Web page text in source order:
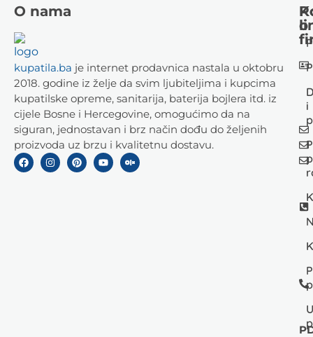
O nama
kupatila.ba je internet prodavnica nastala u oktobru
2018. godine iz želje da svim ljubiteljima i kupcima
kupatilske opreme, sanitarija, baterija bojlera itd. iz
cijele Bosne i Hercegovine, omogućimo da na
siguran, jednostavan i brz način dođu do željenih
proizvoda uz brzu i kvalitetnu dostavu.
i
o